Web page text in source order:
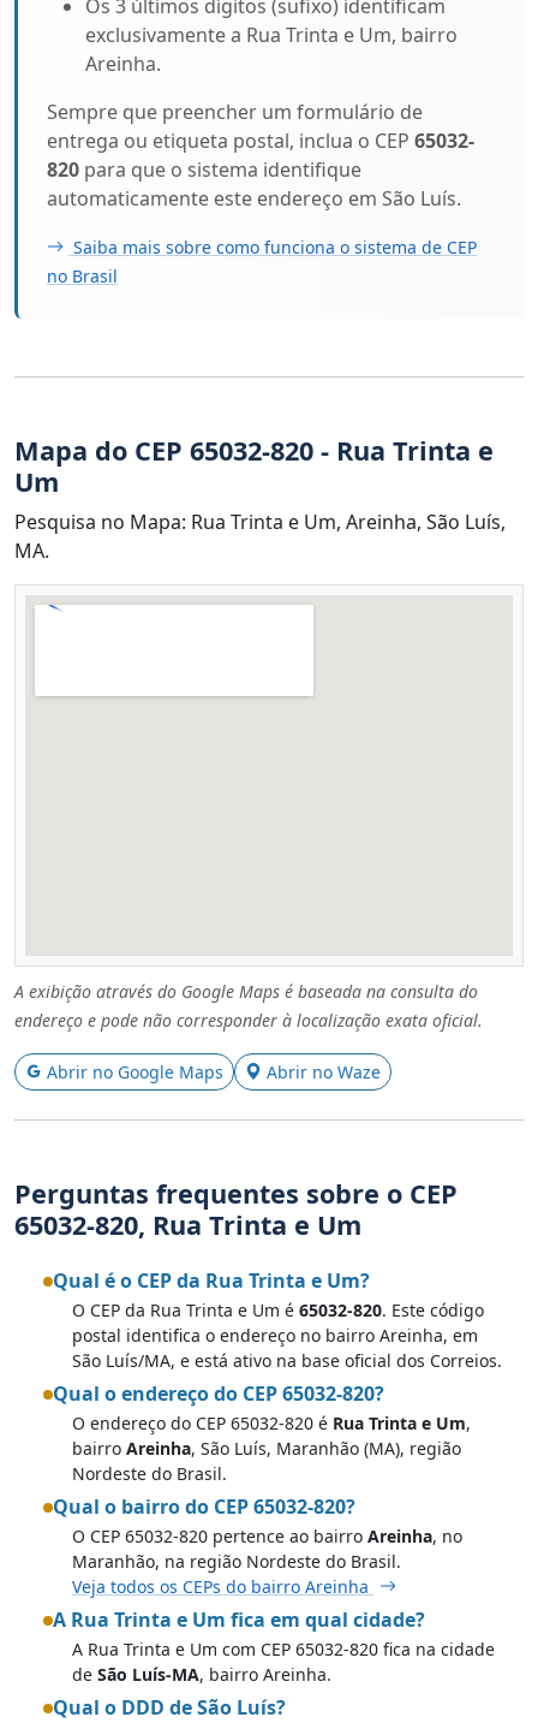
Os 3 últimos dígitos (sufixo) identificam
exclusivamente a Rua Trinta e Um, bairro
Areinha.
Sempre que preencher um formulário de
entrega ou etiqueta postal, inclua o CEP 65032-
820 para que o sistema identifique
automaticamente este endereço em São Luís.
Saiba mais sobre como funciona o sistema de CEP
no Brasil
Mapa do CEP 65032-820 - Rua Trinta e
Um
Pesquisa no Mapa: Rua Trinta e Um, Areinha, São Luís,
MA.
A exibição através do Google Maps é baseada na consulta do
endereço e pode não corresponder à localização exata oficial.
Abrir no Google Maps Abrir no Waze
Perguntas frequentes sobre o CEP
65032-820, Rua Trinta e Um
Qual é o CEP da Rua Trinta e Um?
O CEP da Rua Trinta e Um é 65032-820. Este código
postal identifica o endereço no bairro Areinha, em
São Luís/MA, e está ativo na base oficial dos Correios.
Qual o endereço do CEP 65032-820?
O endereço do CEP 65032-820 é Rua Trinta e Um,
bairro Areinha, São Luís, Maranhão (MA), região
Nordeste do Brasil.
Qual o bairro do CEP 65032-820?
O CEP 65032-820 pertence ao bairro Areinha, no
Maranhão, na região Nordeste do Brasil.
Veja todos os CEPs do bairro Areinha
A Rua Trinta e Um fica em qual cidade?
A Rua Trinta e Um com CEP 65032-820 fica na cidade
de São Luís-MA, bairro Areinha.
Qual o DDD de São Luís?